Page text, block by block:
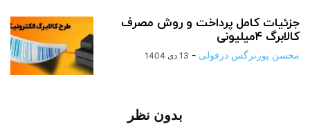
جزئیات کامل پرداخت و روش مصرف
کالابرگ ۴میلیونی
محسن پورنرگس دزفولی - 13 دی 1404
بدون نظر